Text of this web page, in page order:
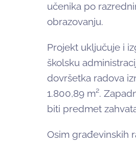
učenika po
obrazovanju.
Projekt uključuje i
školsku
dovršetka radova
1.800,89 m².
biti predmet
Osim građevinskih